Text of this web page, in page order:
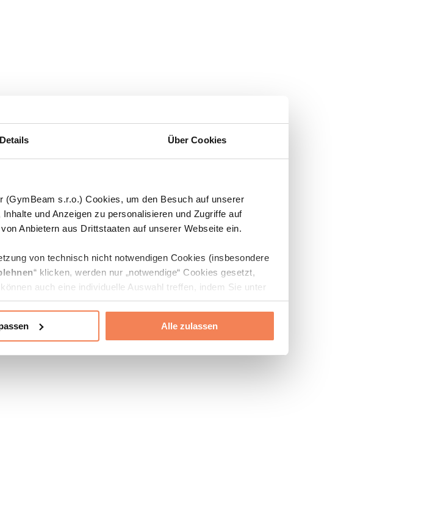
Details Über Cookies
s.r.o.) Cookies, um den Besuch auf unserer
und Anzeigen zu personalisieren und Zugriffe auf
Anbietern aus Drittstaaten auf unserer Webseite ein.
von technisch nicht notwendigen Cookies (insbesondere
“ klicken, werden nur „notwendige“ Cookies gesetzt,
auch eine individuelle Auswahl treffen, indem Sie unter
erlauben“ klicken.
Sie in den Unterpunkten „Details“ und „Über Cookies“
Alle zulassen